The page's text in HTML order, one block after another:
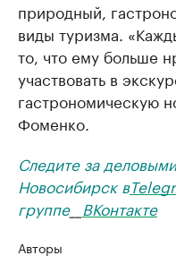
природный,
виды туризма.
то, что ему больше
участвовать в
гастрономическую
Фоменко.
Следите за
Новосибирск в
группе__ ВКонтакте
Авторы